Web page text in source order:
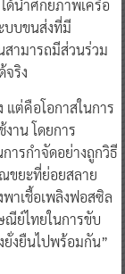
ด้นำศักยภาพเครือ
บบขนส่งที่มี
ามารถมีส่วนร่วม
จริง
แต่คือโอกาสในการ
าน โดยการ
ารกำจัดอย่างถูกวิธี
ขยะที่ย่อยสลาย
าเชื้อเพลิงฟอสซิล
ณีย์ไทยในการขับ
ยั่งยืนไปพร้อมกัน”